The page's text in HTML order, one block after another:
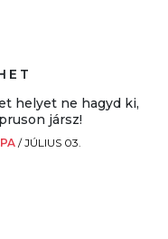
helyet ne hagyd ki,
jársz!
/JÚLIUS 03.